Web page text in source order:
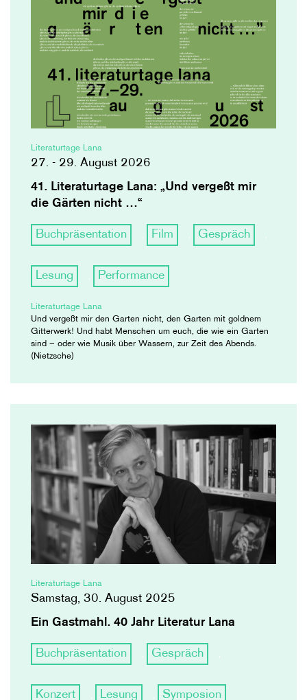
Literaturtage Lana
27. - 29. August 2026
41. Literaturtage Lana: „Und vergeßt mir
die Gärten nicht …“
Buchpräsentation , Film , Gespräch ,
Lesung , Performance
Literaturtage Lana
Und vergeßt mir den Garten nicht, den Garten mit goldnem
Gitterwerk! Und habt Menschen um euch, die wie ein Garten
sind – oder wie Musik über Wassern, zur Zeit des Abends.
(Nietzsche)
Literaturtage Lana
Samstag, 30. August 2025
Ein Gastmahl. 40 Jahr Literatur Lana
Buchpräsentation , Gespräch ,
Konzert , Lesung , Symposion